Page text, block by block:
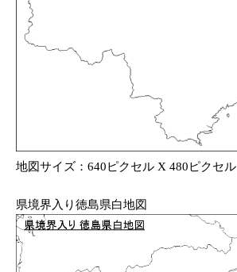
地図サイズ：640ピクセル X 480ピクセル
県境界入り徳島県白地図